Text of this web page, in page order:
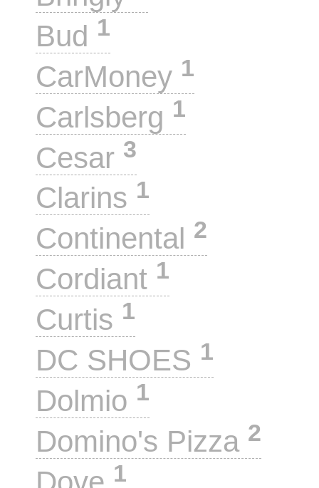
Bud 1
CarMoney 1
Carlsberg 1
Cesar 3
Clarins 1
Continental 2
Cordiant 1
Curtis 1
DC SHOES 1
Dolmio 1
Domino's Pizza 2
1